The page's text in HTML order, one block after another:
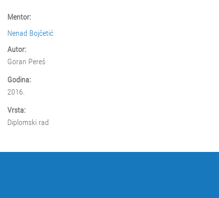
Mentor:
Nenad Bojčetić
Autor:
Goran Pereš
Godina:
2016.
Vrsta:
Diplomski rad